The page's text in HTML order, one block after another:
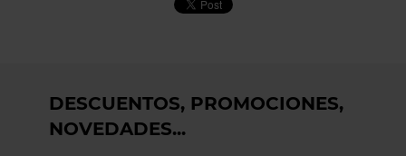
DESCUENTOS, PROMOCIONES,
NOVEDADES...